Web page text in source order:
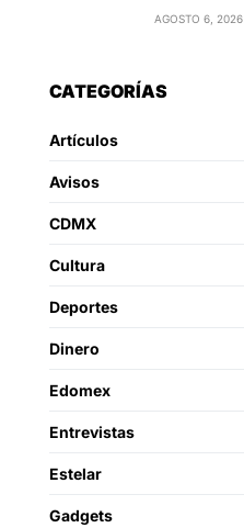
AGOSTO 6, 2026
CATEGORÍAS
Artículos
Avisos
CDMX
Cultura
Deportes
Dinero
Edomex
Entrevistas
Estelar
Gadgets